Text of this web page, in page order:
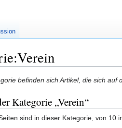
befinden sich Artikel, die sich auf
Kategorie „Verein“
sind in dieser Kategorie, von 10